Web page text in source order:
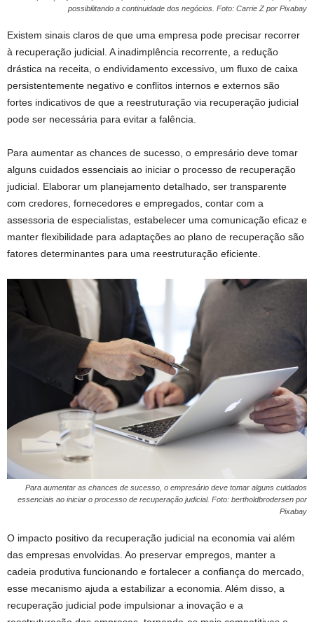
possibilitando a continuidade dos negócios. Foto: Carrie Z por Pixabay
Existem sinais claros de que uma empresa pode precisar recorrer
à recuperação judicial. A inadimplência recorrente, a redução
drástica na receita, o endividamento excessivo, um fluxo de caixa
persistentemente negativo e conflitos internos e externos são
fortes indicativos de que a reestruturação via recuperação judicial
pode ser necessária para evitar a falência.
Para aumentar as chances de sucesso, o empresário deve tomar
alguns cuidados essenciais ao iniciar o processo de recuperação
judicial. Elaborar um planejamento detalhado, ser transparente
com credores, fornecedores e empregados, contar com a
assessoria de especialistas, estabelecer uma comunicação eficaz e
manter flexibilidade para adaptações ao plano de recuperação são
fatores determinantes para uma reestruturação eficiente.
Para aumentar as chances de sucesso, o empresário deve tomar alguns cuidados
essenciais ao iniciar o processo de recuperação judicial. Foto: bertholdbrodersen por
Pixabay
O impacto positivo da recuperação judicial na economia vai além
das empresas envolvidas. Ao preservar empregos, manter a
cadeia produtiva funcionando e fortalecer a confiança do mercado,
esse mecanismo ajuda a estabilizar a economia. Além disso, a
recuperação judicial pode impulsionar a inovação e a